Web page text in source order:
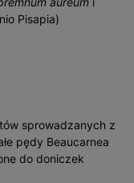
Pisapia)
sprowadzanych z
pędy Beaucarnea
do doniczek